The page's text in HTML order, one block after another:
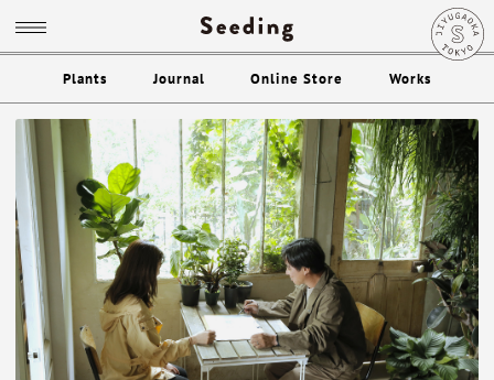
Plants Journal Online Store Works